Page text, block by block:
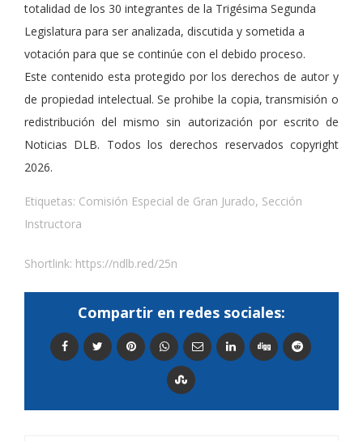
totalidad de los 30 integrantes de la Trigésima Segunda
Legislatura para ser analizada, discutida y sometida a
votación para que se continúe con el debido proceso.
Este contenido esta protegido por los derechos de autor y
de propiedad intelectual. Se prohibe la copia, transmisión o
redistribución del mismo sin autorización por escrito de
Noticias DLB. Todos los derechos reservados copyright
2026.
Etiquetas: Comisión Especial de Gran Jurado, Sección
Instructora
Shortlink: https://ndlb.red/25n
Compartir en redes sociales: